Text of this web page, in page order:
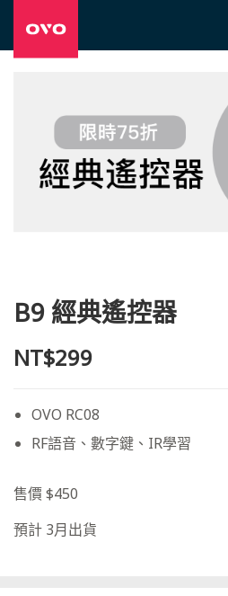
B9 經典遙控器
NT$299
OVO RC08
RF語音、數字鍵、IR學習
售價 $450
預計 3月出貨